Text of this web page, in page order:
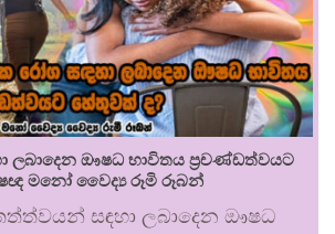
ලබාදෙන ඖෂධ භාවිතය ප්‍රචණ්ඩත්වයට
මනෝ වෛද්‍ය රූමි රූබන්
සඳහා ලබාදෙන ඖෂධ